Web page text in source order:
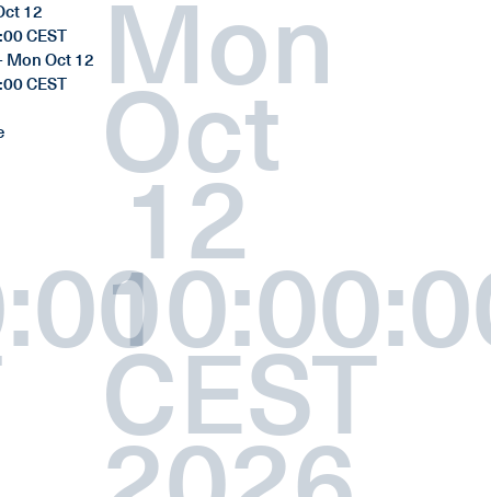
12
CEST
Mon Oct 12
CEST
Mon
Oct
12
CEST